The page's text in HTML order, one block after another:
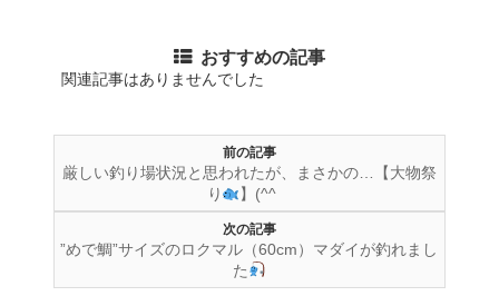
おすすめの記事
関連記事はありませんでした
前の記事
厳しい釣り場状況と思われたが、まさかの…【大物祭
り
】(^^ゞ
次の記事
”めで鯛”サイズのロクマル（60cm）マダイが釣れまし
た